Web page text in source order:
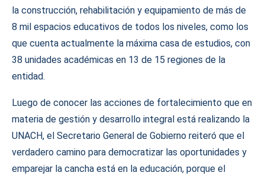
la construcción, rehabilitación y equipamiento de más de
8 mil espacios educativos de todos los niveles, como los
que cuenta actualmente la máxima casa de estudios, con
38 unidades académicas en 13 de 15 regiones de la
entidad.
Luego de conocer las acciones de fortalecimiento que en
materia de gestión y desarrollo integral está realizando la
UNACH, el Secretario General de Gobierno reiteró que el
verdadero camino para democratizar las oportunidades y
emparejar la cancha está en la educación, porque el